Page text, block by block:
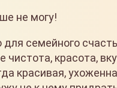
не могу!
семейного
чистота, красота,
красивая,